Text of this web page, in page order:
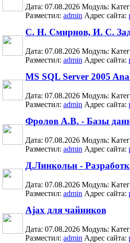
Дата: 07.08.2026 Модуль:
Разместил: admin Адрес сайта:
С. Н. Смирнов, И. С.
Дата: 07.08.2026 Модуль:
Разместил: admin Адрес сайта:
MS SQL Server 2005
Дата: 07.08.2026 Модуль:
Разместил: admin Адрес сайта:
Фролов А.В. - Базы
Дата: 07.08.2026 Модуль:
Разместил: admin Адрес сайта:
Д.Линкольн -
Дата: 07.08.2026 Модуль:
Разместил: admin Адрес сайта:
Ajax для чайников
Дата: 07.08.2026 Модуль:
Разместил: admin Адрес сайта: